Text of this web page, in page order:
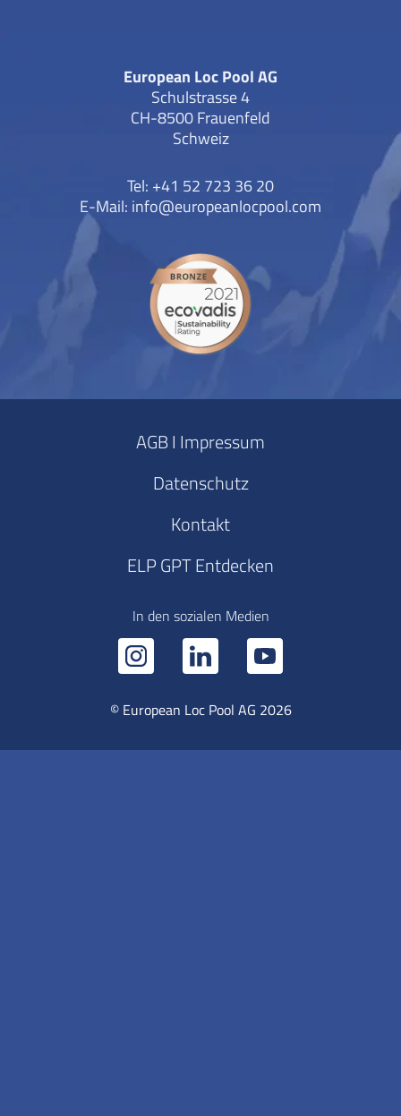
European Loc Pool AG
Schulstrasse 4
CH-8500 Frauenfeld
Schweiz
Tel: +41 52 723 36 20
E-Mail: info@europeanlocpool.com
AGB I Impressum
Datenschutz
Kontakt
ELP GPT Entdecken
In den sozialen Medien
© European Loc Pool AG 2026